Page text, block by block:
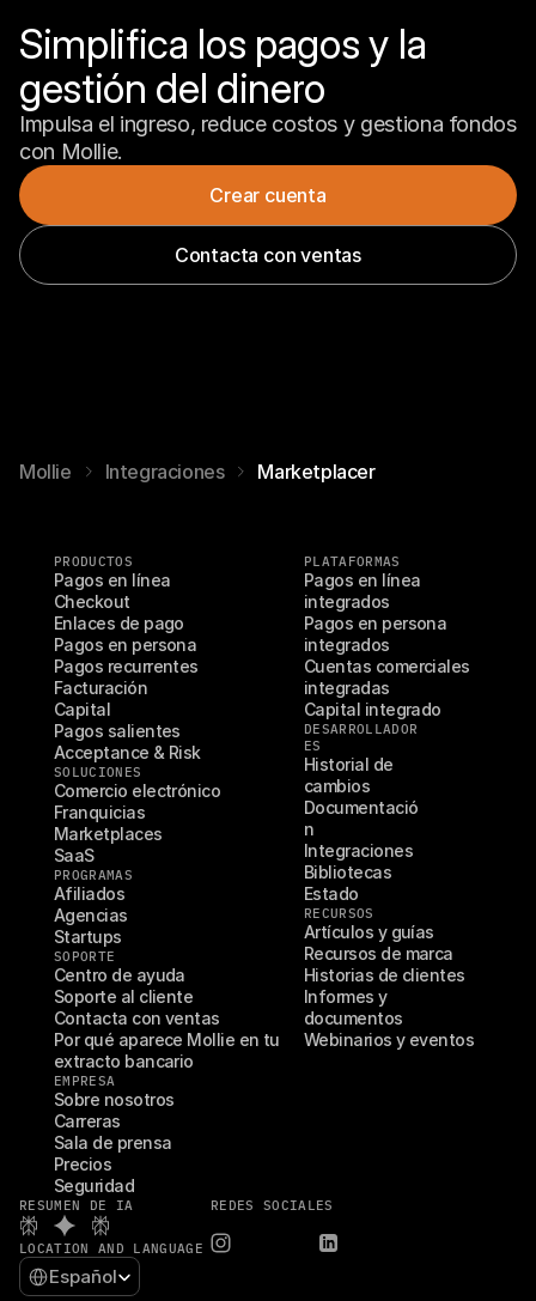
Simplifica los pagos y la
gestión del dinero
Impulsa el ingreso, reduce costos y gestiona fondos
con Mollie.
Crear cuenta
Contacta con ventas
Mollie Integraciones Marketplacer
PRODUCTOS
Pagos en línea
Checkout
Enlaces de pago
Pagos en persona
Pagos recurrentes
Facturación
Capital
Pagos salientes
Acceptance & Risk
SOLUCIONES
Comercio electrónico
Franquicias
Marketplaces
SaaS
PROGRAMAS
Afiliados
Agencias
Startups
SOPORTE
Centro de ayuda
Soporte al cliente
Contacta con ventas
Por qué aparece Mollie en tu
extracto bancario
EMPRESA
Sobre nosotros
Carreras
Sala de prensa
Precios
Seguridad
PLATAFORMAS
Pagos en línea
integrados
Pagos en persona
integrados
Cuentas comerciales
integradas
Capital integrado
DESARROLLADOR
ES
Historial de
cambios
Documentació
n
Integraciones
Bibliotecas
Estado
RECURSOS
Artículos y guías
Recursos de marca
Historias de clientes
Informes y
documentos
Webinarios y eventos
RESUMEN DE IA REDES SOCIALES
LOCATION AND LANGUAGE
Select Language
Español